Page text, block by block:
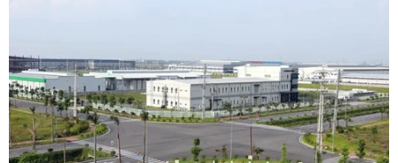
Tuyên Quang khẩn trương khắc
phục sạt lở trên các tuyến giao thông
06/08/2026 11:54